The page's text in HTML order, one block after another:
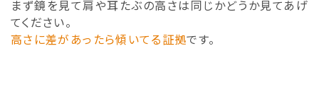
まず鏡を見て肩や耳たぶの高さは同じかどうか見てあげ
てください。
高さに差があったら傾いてる証拠です。